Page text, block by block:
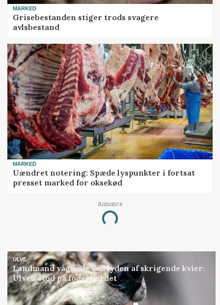
MARKED
Grisebestanden stiger trods svagere
avlsbestand
MARKED
Uændret notering: Spæde lyspunkter i fortsat
presset marked for oksekød
Annonce
Loading...
ULVE
Landmand vågnede ved lyden af skrigende kvier:
Ulven stod på foderbordet
Annonce